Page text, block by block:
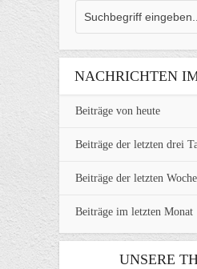
NACHRICHTEN
Beiträge von heute
Beiträge der letzten drei
Beiträge der letzten Woche
Beiträge im letzten Monat
UNSERE